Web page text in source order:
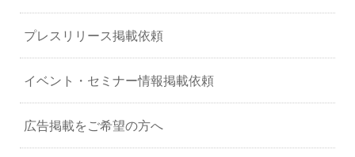
プレスリリース掲載依頼
イベント・セミナー情報掲載依頼
広告掲載をご希望の方へ